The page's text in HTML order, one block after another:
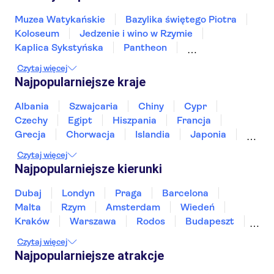
Hotel Villa Rosa
Hotel Laurentia Rome
Hotel Trinita dei Monti
Residenza RomaCentro
NAVONA STREET HOTEL
Hotel Artemide
Pellegrino a RSH idea.
CARAVAGGIO
Ibis Styles Roma Art Noba
Hotel Dorica
Muzea Watykańskie
Bazylika świętego Piotra
Koloseum
Jedzenie i wino w Rzymie
Kaplica Sykstyńska
Pantheon
Katedra w Sienie
La Maddalena Archipelago
Pompeje
Etna
Sea caves of Polignano a Mare
Trulli of Alberobello
Wybrzeże Amalfi
Czytaj więcej
Najpopularniejsze kraje
Albania Szwajcaria Chiny
Cypr
Czechy
Egipt Hiszpania
Francja
Grecja
Chorwacja Islandia
Japonia
Tajlandia
Tunezja Turcja
Czytaj więcej
Najpopularniejsze kierunki
Dubaj Londyn Praga
Barcelona
Malta
Rzym Amsterdam
Wiedeń
Kraków
Warszawa Rodos
Budapeszt
Poznań
Sopot Gdynia
Czytaj więcej
Najpopularniejsze atrakcje